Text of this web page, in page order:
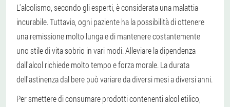
L'alcolismo, secondo gli esperti, è considerata una malattia
incurabile. Tuttavia, ogni paziente ha la possibilità di ottenere
una remissione molto lunga e di mantenere costantemente
uno stile di vita sobrio in vari modi.Alleviare la dipendenza
dall'alcol richiede molto tempo e forza morale. La durata
dell'astinenza dal bere può variare da diversi mesi a diversi anni.
Per smettere di consumare prodotti contenenti alcol etilico,